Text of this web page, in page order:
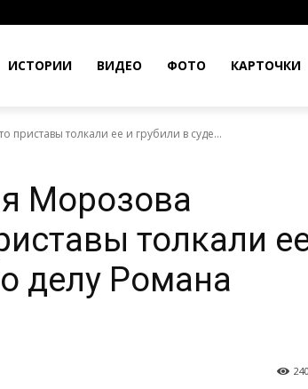
ИСТОРИИ ВИДЕО ФОТО КАРТОЧКИ
толкали ее и грубили в суде...
Морозова
толкали
делу Романа
240